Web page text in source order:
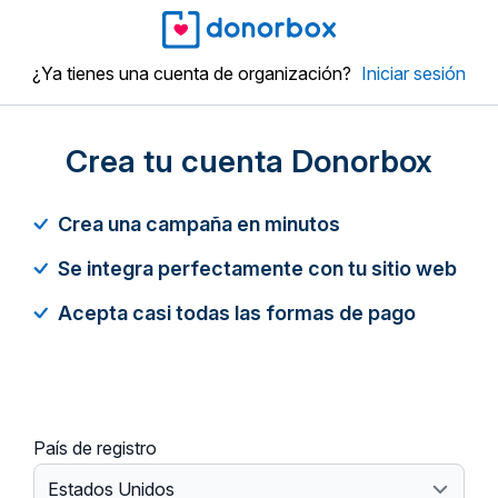
¿Ya tienes una cuenta de organización? Iniciar sesión
Crea tu cuenta Donorbox
Crea una campaña en minutos
Se integra perfectamente con tu sitio web
Acepta casi todas las formas de pago
País de registro